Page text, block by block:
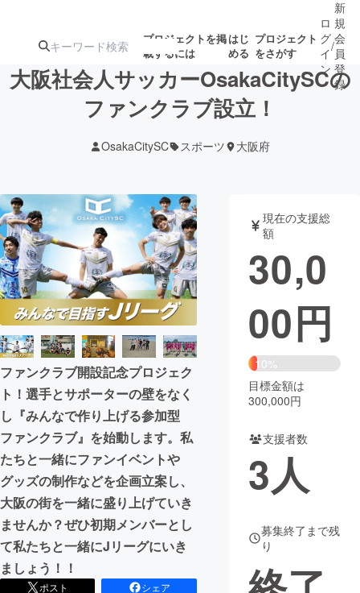
プロジェクトを掲
載するには
はじ
める
プロジェクト
をさがす
ターン
ジェクト
募集終了が近いプ
ロジェクト
アート・写真 音楽
テクノロジー・ガジェット ゲーム・
映像・映画 書籍・雑誌
ビジネス・起業 チャレンジ
まちづくり・地域活性化
CAMPFIRE for Social Good
CAMPFIRE Creation
CAMPFIREふるさと納税
コミュニティ
ロ
グ
イ
ン
/
新
規
会
員
登
録
大阪社会人サッカーOsakaCitySCの
ファンクラブ設立！
OsakaCitySC スポーツ 大阪府
ファンクラブ開設記念プロジェク
ト！選手とサポーターの壁をなく
し『みんなで作り上げる参加型
ファンクラブ』を始動します。私
たちと一緒にファンイベントや
グッズの制作などを企画立案し、
大阪の街を一緒に盛り上げていき
ませんか？ぜひ初期メンバーとし
て私たちと一緒にJリーグにいき
ましょう！！
ポスト
シェア
現在の支援総
額
30,0
00円
10%
目標金額は
300,000円
支援者数
3人
募集終了まで残
り